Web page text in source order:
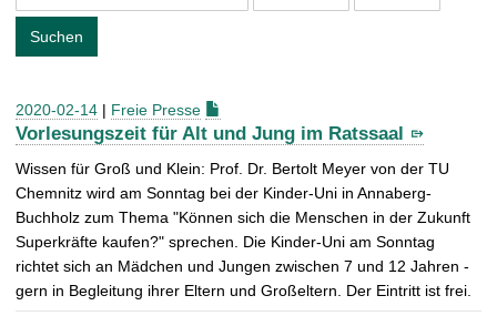
e
h
:
Suchen
2020-02-14 | Freie Presse
Vorlesungszeit für Alt und Jung im Ratssaal
Wissen für Groß und Klein: Prof. Dr. Bertolt Meyer von der TU
Chemnitz wird am Sonntag bei der Kinder-Uni in Annaberg-
Buchholz zum Thema "Können sich die Menschen in der Zukunft
Superkräfte kaufen?" sprechen. Die Kinder-Uni am Sonntag
richtet sich an Mädchen und Jungen zwischen 7 und 12 Jahren -
gern in Begleitung ihrer Eltern und Großeltern. Der Eintritt ist frei.